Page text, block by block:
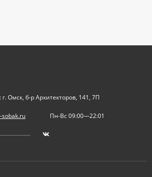
Омск, б-р Архитекторов, 141, 7П
sobak.ru Пн-Вс 09:00—22:01